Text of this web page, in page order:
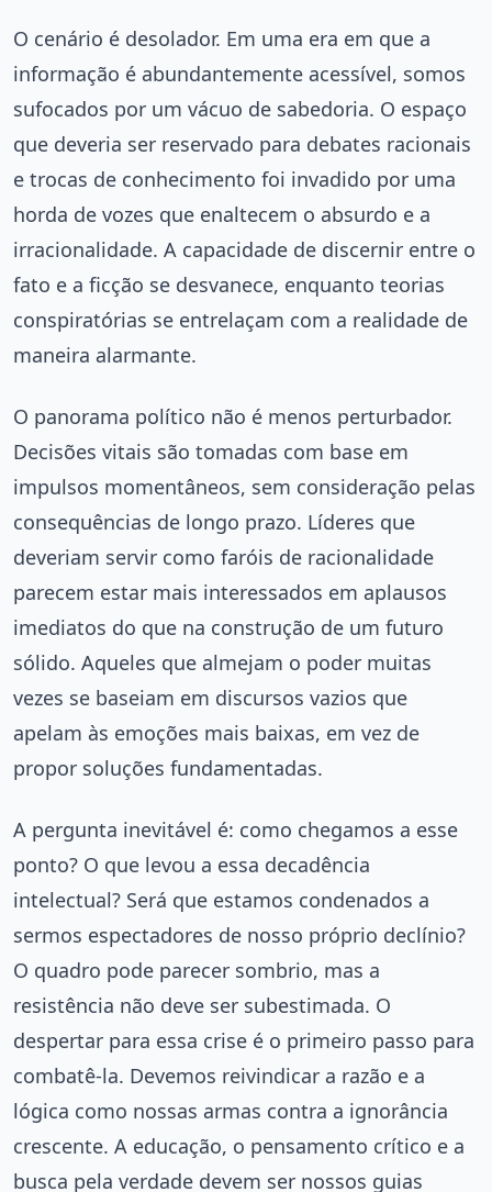
O cenário é desolador. Em uma era em que a
informação é abundantemente acessível, somos
sufocados por um vácuo de sabedoria. O espaço
que deveria ser reservado para debates racionais
e trocas de conhecimento foi invadido por uma
horda de vozes que enaltecem o absurdo e a
irracionalidade. A capacidade de discernir entre o
fato e a ficção se desvanece, enquanto teorias
conspiratórias se entrelaçam com a realidade de
maneira alarmante.
O panorama político não é menos perturbador.
Decisões vitais são tomadas com base em
impulsos momentâneos, sem consideração pelas
consequências de longo prazo. Líderes que
deveriam servir como faróis de racionalidade
parecem estar mais interessados em aplausos
imediatos do que na construção de um futuro
sólido. Aqueles que almejam o poder muitas
vezes se baseiam em discursos vazios que
apelam às emoções mais baixas, em vez de
propor soluções fundamentadas.
A pergunta inevitável é: como chegamos a esse
ponto? O que levou a essa decadência
intelectual? Será que estamos condenados a
sermos espectadores de nosso próprio declínio?
O quadro pode parecer sombrio, mas a
resistência não deve ser subestimada. O
despertar para essa crise é o primeiro passo para
combatê-la. Devemos reivindicar a razão e a
lógica como nossas armas contra a ignorância
crescente. A educação, o pensamento crítico e a
busca pela verdade devem ser nossos guias